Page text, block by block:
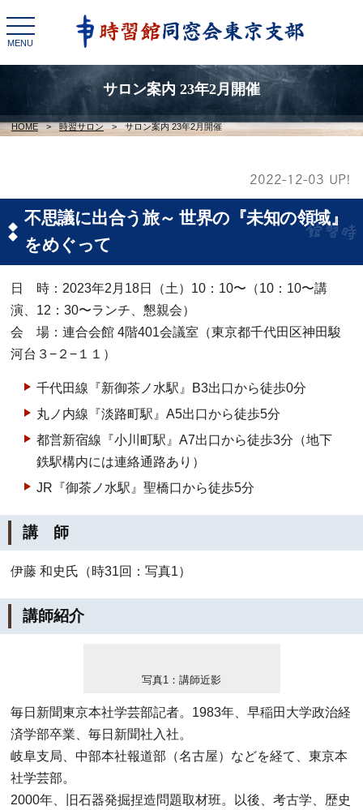
toggle
navigation
MENU
HOME > 時習サロン > サロン案内 23年2月開催
サロン案内 23年2月開催
2022-12-03 UP!
不思議に出合う旅～ 世界の『未知の領域』
をめぐって
日 時：2023年2月18日（土）10：10〜（10：10〜講
演、12：30〜ランチ、懇親会）
会 場：連合会館 4階401会議室（東京都千代田区神田駿
河台３−２−１１）
千代田線『新御茶ノ水駅』B3出口から徒歩0分
丸ノ内線『淡路町駅』A5出口から徒歩5分
都営新宿線『小川町駅』A7出口から徒歩3分（地下
鉄駅構内には連絡通路あり）
JR『御茶ノ水駅』聖橋口から徒歩5分
講 師
伊藤 和史氏（時31回：写真1）
講師紹介
写真1：講師近影
毎日新聞東京本社学芸部記者。1983年、早稲田大学政治経
済学部卒業、毎日新聞社入社。
岐阜支局、中部本社報道部（名古屋）などを経て、東京本
社学芸部。
2000年、旧石器発掘捏造問題取材班。以後、考古学、歴史